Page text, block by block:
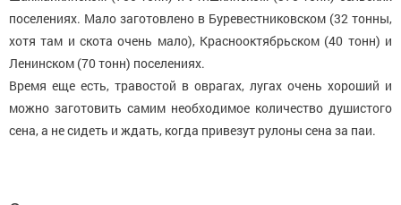
поселениях. Мало заготовлено в Буревестниковском (32 тонны,
хотя там и скота очень мало), Краснооктябрьском (40 тонн) и
Ленинском (70 тонн) поселениях.
Время еще есть, травостой в оврагах, лугах очень хороший и
можно заготовить самим необходимое количество душистого
сена, а не сидеть и ждать, когда привезут рулоны сена за паи.